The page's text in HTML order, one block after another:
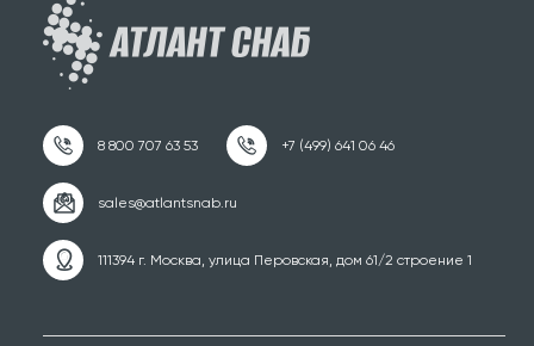
111394 г. Москва, улица Перовская, дом 61/2 строение 1